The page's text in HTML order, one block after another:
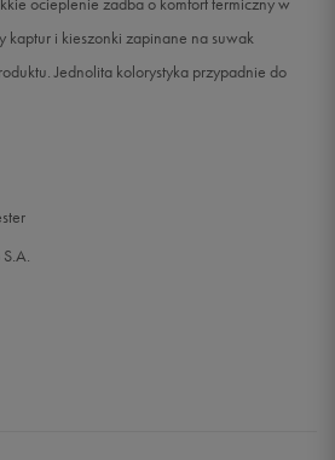
kaptur i kieszonki zapinane na suwak
Jednolita kolorystyka przypadnie do